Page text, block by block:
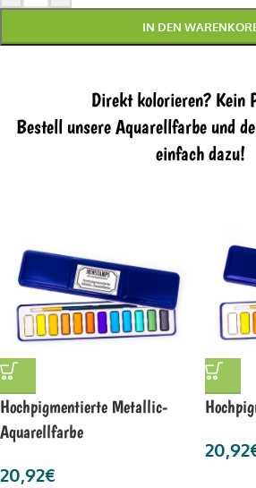
IN DEN
Direkt kolorieren? Kein
Bestell unsere Aquarellfarbe und
einfach dazu!
Hochpigmentierte Metallic-
Aquarellfarbe
20,92€
20,92